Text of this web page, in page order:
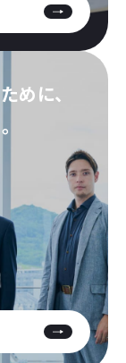
めに、